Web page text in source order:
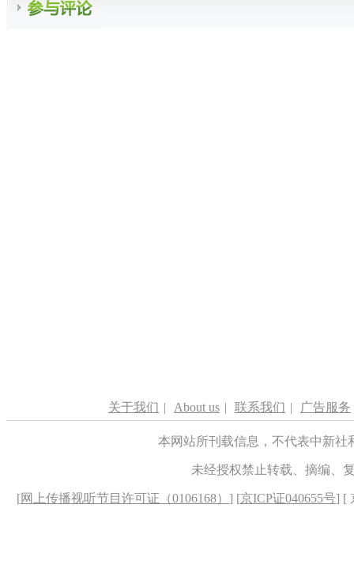
关于我们 | About us | 联系我们 | 广告服务
本网站所刊载信息，不代表中新
未经授权禁止转载、摘编、
[网上传播视听节目许可证（0106168） ] [京ICP证040655号] [